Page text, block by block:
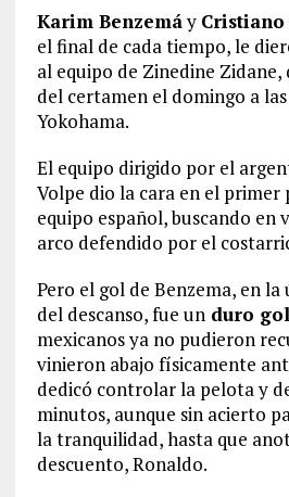
Karim Benzemáy
el final de cada tiempo, le
al equipo de Zinedine
del certamen el domingo a
Yokohama.
El equipo dirigido por el
Volpe dio la cara en el primer
equipo español, buscando en
arco defendido por el
Pero el gol de Benzema, en
del descanso, fue unduro
mexicanos ya no pudieron
vinieron abajo físicamente
dedicó controlar la pelota y
minutos, aunque sin acierto
la tranquilidad, hasta que
descuento, Ronaldo.